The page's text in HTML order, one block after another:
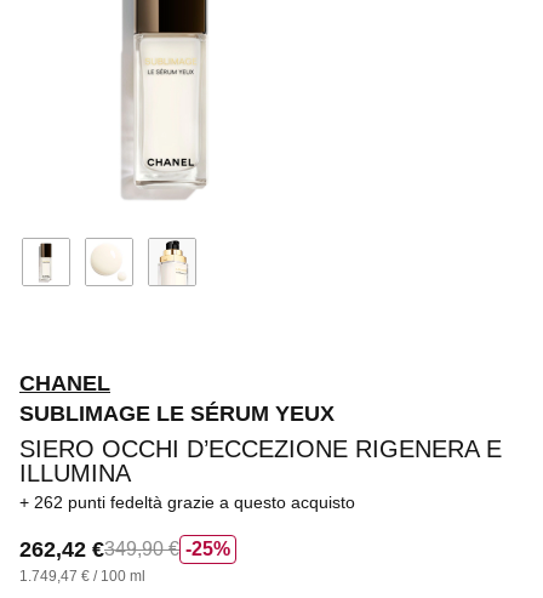
CHANEL
SUBLIMAGE LE SÉRUM YEUX
SIERO OCCHI D’ECCEZIONE RIGENERA E
ILLUMINA
262 punti fedeltà grazie a questo acquisto
25%
262,42 €349,90 €
1.749,47 € / 100 ml